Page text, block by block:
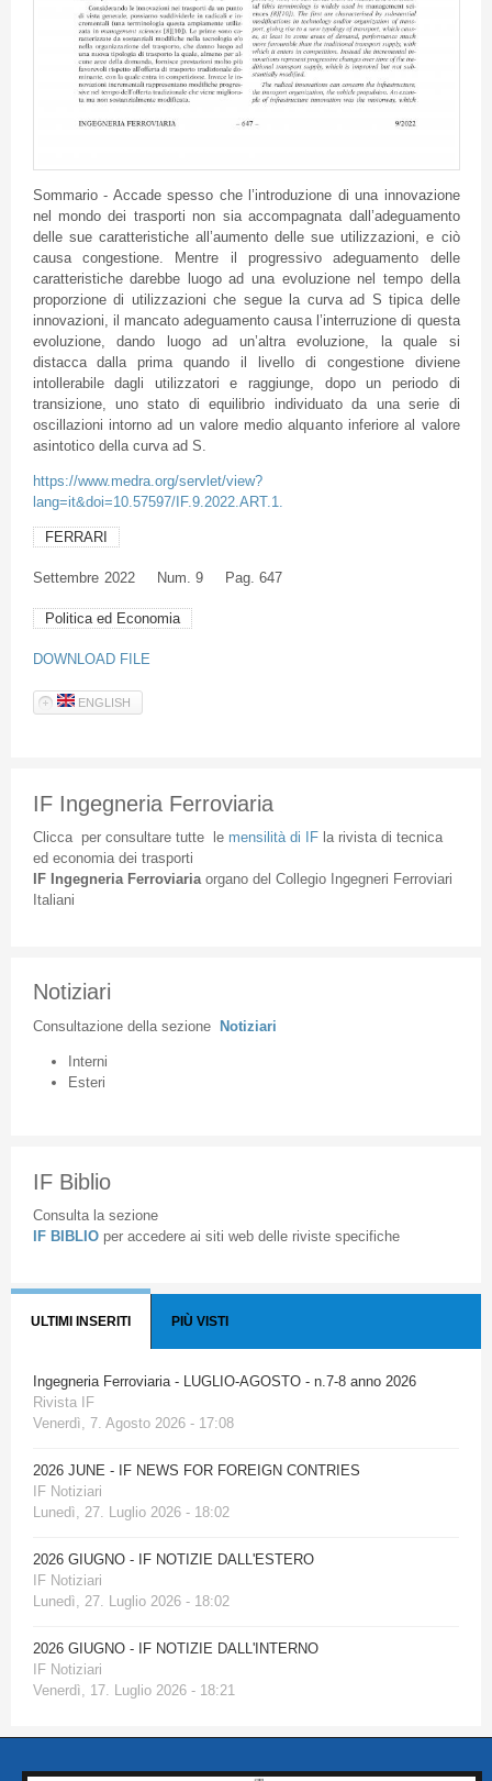
Sommario - Accade spesso che l’introduzione di una innovazione
nel mondo dei trasporti non sia accompagnata dall’adeguamento
delle sue caratteristiche all’aumento delle sue utilizzazioni, e ciò
causa congestione. Mentre il progressivo adeguamento delle
caratteristiche darebbe luogo ad una evoluzione nel tempo della
proporzione di utilizzazioni che segue la curva ad S tipica delle
innovazioni, il mancato adeguamento causa l’interruzione di questa
evoluzione, dando luogo ad un’altra evoluzione, la quale si
distacca dalla prima quando il livello di congestione diviene
intollerabile dagli utilizzatori e raggiunge, dopo un periodo di
transizione, uno stato di equilibrio individuato da una serie di
oscillazioni intorno ad un valore medio alquanto inferiore al valore
asintotico della curva ad S.
https://www.medra.org/servlet/view?
lang=it&doi=10.57597/IF.9.2022.ART.1.
FERRARI
Settembre 2022 Num. 9 Pag. 647
Politica ed Economia
DOWNLOAD FILE
ENGLISH
IF Ingegneria Ferroviaria
Cliccaper consultare tuttele mensilità di IFla rivista di tecnica
ed economia dei trasporti
IF Ingegneria Ferroviaria organodel Collegio Ingegneri Ferroviari
Italiani
Notiziari
Consultazione della sezione Notiziari
Interni
Esteri
IF Biblio
Consulta la sezione
IF BIBLIO per accedere ai siti web delle riviste specifiche
ULTIMI INSERITI PIÙ VISTI
Ingegneria Ferroviaria - LUGLIO-AGOSTO - n.7-8 anno 2026
Rivista IF
Venerdì, 7. Agosto 2026 - 17:08
2026 JUNE - IF NEWS FOR FOREIGN CONTRIES
IF Notiziari
Lunedì, 27. Luglio 2026 - 18:02
2026 GIUGNO - IF NOTIZIE DALL'ESTERO
IF Notiziari
Lunedì, 27. Luglio 2026 - 18:02
2026 GIUGNO - IF NOTIZIE DALL'INTERNO
IF Notiziari
Venerdì, 17. Luglio 2026 - 18:21